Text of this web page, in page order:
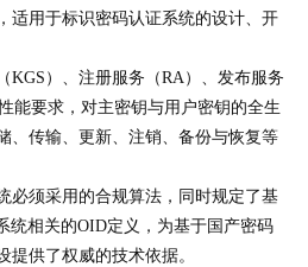
适用于标识密码认证系统的设计、开
KGS）、注册服务（RA）、发布服务
能要求，对主密钥与用户密钥的全生
、传输、更新、注销、备份与恢复等
必须采用的合规算法，同时规定了基
统相关的OID定义，为基于国产密码
提供了权威的技术依据。